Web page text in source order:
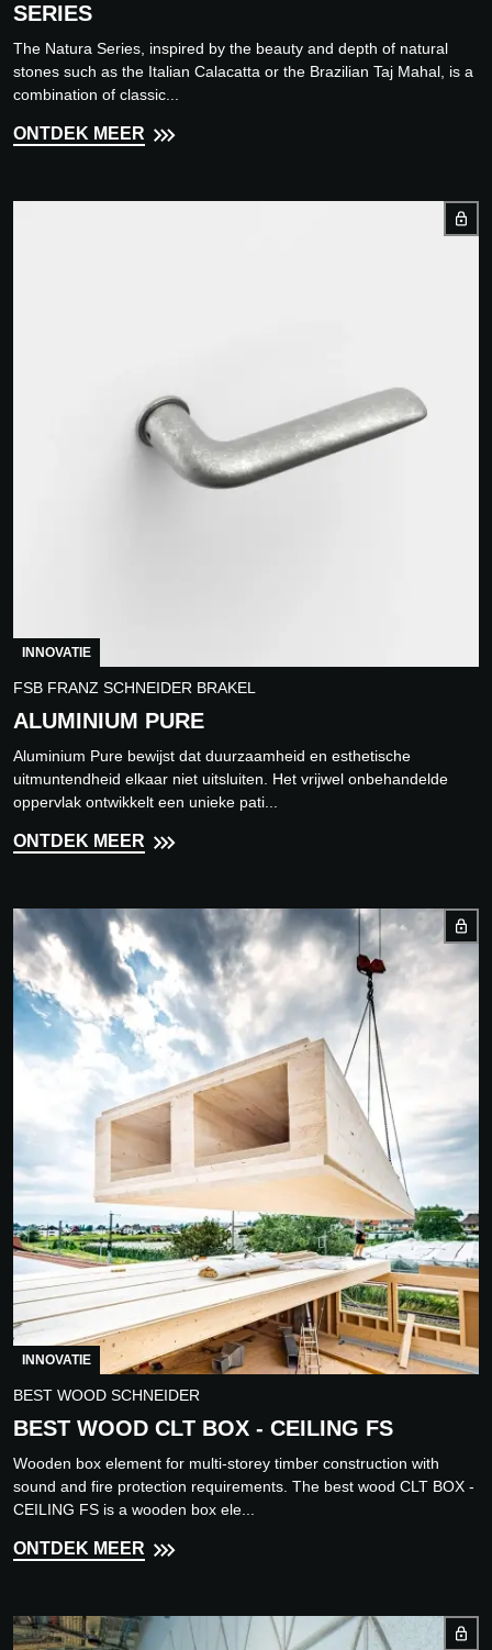
SERIES
The Natura Series, inspired by the beauty and depth of natural
stones such as the Italian Calacatta or the Brazilian Taj Mahal, is a
combination of classic...
ONTDEK MEER
INNOVATIE
FSB FRANZ SCHNEIDER BRAKEL
ALUMINIUM PURE
Aluminium Pure bewijst dat duurzaamheid en esthetische
uitmuntendheid elkaar niet uitsluiten. Het vrijwel onbehandelde
oppervlak ontwikkelt een unieke pati...
ONTDEK MEER
INNOVATIE
BEST WOOD SCHNEIDER
BEST WOOD CLT BOX - CEILING FS
Wooden box element for multi-storey timber construction with
sound and fire protection requirements. The best wood CLT BOX -
CEILING FS is a wooden box ele...
ONTDEK MEER